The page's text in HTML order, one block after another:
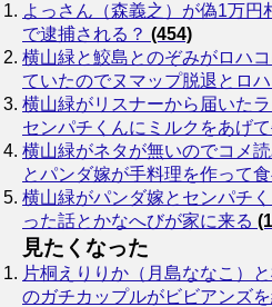
よっさん（森義之）が偽1万円
で逮捕される？ (454)
横山緑と鮫島とのぞみがロハ
ていたのでヌマップ脱退とロ
横山緑がリスナーから届いた
センパチくんにミルクをあげ
横山緑がネタが無いのでコメ
とパンダ嫁が手料理を作って
横山緑がパンダ嫁とセンパチ
った話とかなへびが家に来る
見たくなった
片桐えりりか（月島ななこ）
のガチカップルがビビアンズ